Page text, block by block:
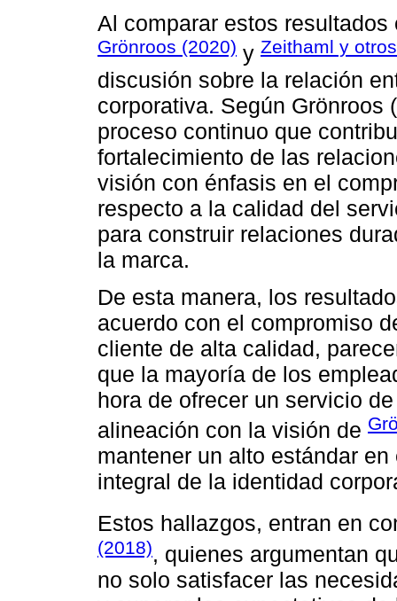
Al comparar estos
Grönroos (2020) y Zeithaml y
discusión sobre la relación
corporativa. Según Grönroos
proceso continuo que
fortalecimiento de las
visión con énfasis en el
respecto a la calidad del
para construir relaciones
la marca.
De esta manera, los
acuerdo con el compromiso
cliente de alta calidad,
que la mayoría de los
hora de ofrecer un servicio
alineación con la visión de
mantener un alto estándar
integral de la identidad
Estos hallazgos, entran en
(2018), quienes argumentan
no solo satisfacer las